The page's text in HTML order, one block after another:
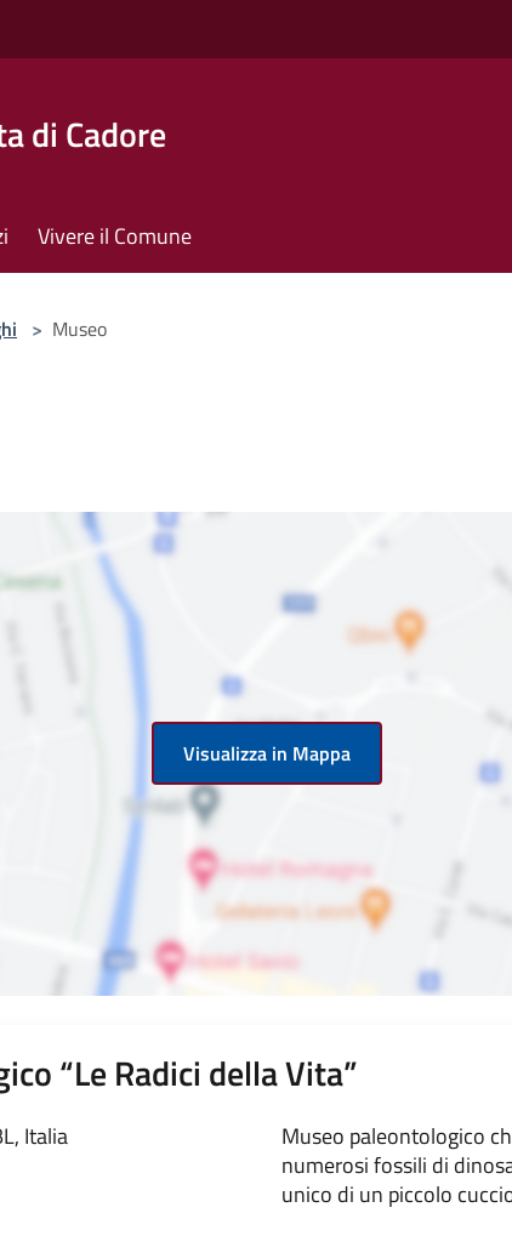
di Cadore
Vivere il Comune
> Museo
Visualizza in Mappa
“Le Radici della Vita”
Italia
Museo paleontologico
numerosi fossili di
unico di un piccolo